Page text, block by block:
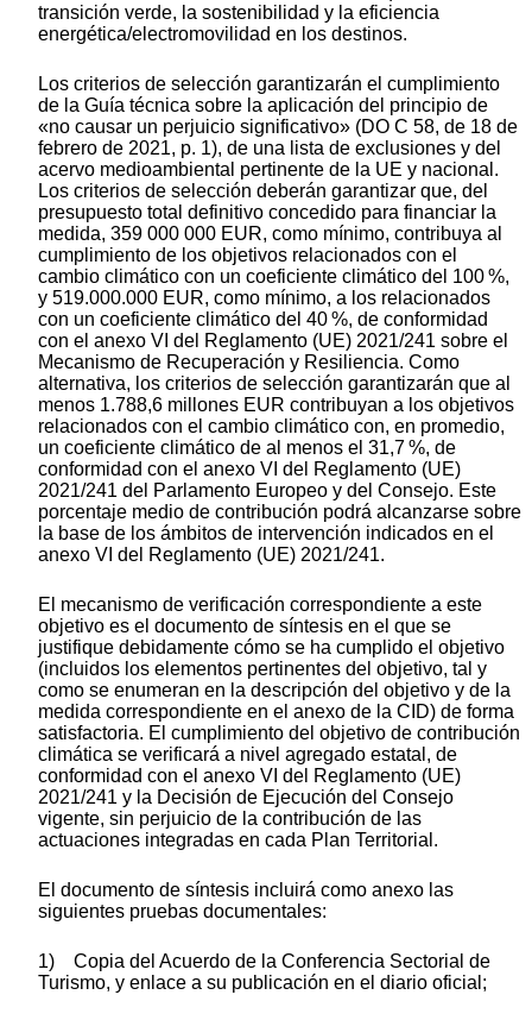
transición verde, la sostenibilidad y la eficiencia
energética/electromovilidad en los destinos.
Los criterios de selección garantizarán el cumplimiento
de la Guía técnica sobre la aplicación del principio de
«no causar un perjuicio significativo» (DO C 58, de 18 de
febrero de 2021, p. 1), de una lista de exclusiones y del
acervo medioambiental pertinente de la UE y nacional.
Los criterios de selección deberán garantizar que, del
presupuesto total definitivo concedido para financiar la
medida, 359 000 000 EUR, como mínimo, contribuya al
cumplimiento de los objetivos relacionados con el
cambio climático con un coeficiente climático del 100 %,
y 519.000.000 EUR, como mínimo, a los relacionados
con un coeficiente climático del 40 %, de conformidad
con el anexo VI del Reglamento (UE) 2021/241 sobre el
Mecanismo de Recuperación y Resiliencia. Como
alternativa, los criterios de selección garantizarán que al
menos 1.788,6 millones EUR contribuyan a los objetivos
relacionados con el cambio climático con, en promedio,
un coeficiente climático de al menos el 31,7 %, de
conformidad con el anexo VI del Reglamento (UE)
2021/241 del Parlamento Europeo y del Consejo. Este
porcentaje medio de contribución podrá alcanzarse sobre
la base de los ámbitos de intervención indicados en el
anexo VI del Reglamento (UE) 2021/241.
El mecanismo de verificación correspondiente a este
objetivo es el documento de síntesis en el que se
justifique debidamente cómo se ha cumplido el objetivo
(incluidos los elementos pertinentes del objetivo, tal y
como se enumeran en la descripción del objetivo y de la
medida correspondiente en el anexo de la CID) de forma
satisfactoria. El cumplimiento del objetivo de contribución
climática se verificará a nivel agregado estatal, de
conformidad con el anexo VI del Reglamento (UE)
2021/241 y la Decisión de Ejecución del Consejo
vigente, sin perjuicio de la contribución de las
actuaciones integradas en cada Plan Territorial.
El documento de síntesis incluirá como anexo las
siguientes pruebas documentales:
1) Copia del Acuerdo de la Conferencia Sectorial de
Turismo, y enlace a su publicación en el diario oficial;